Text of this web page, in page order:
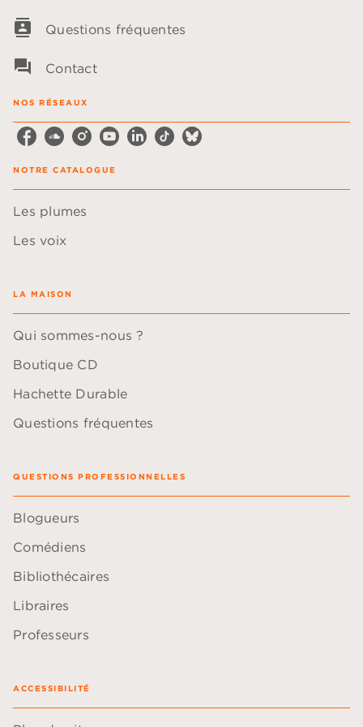
contacts Questions fréquentes
question_answer Contact
NOS RÉSEAUX
NOTRE CATALOGUE
Les plumes
Les voix
LA MAISON
Qui sommes-nous ?
Boutique CD
Hachette Durable
Questions fréquentes
QUESTIONS PROFESSIONNELLES
Blogueurs
Comédiens
Bibliothécaires
Libraires
Professeurs
ACCESSIBILITÉ